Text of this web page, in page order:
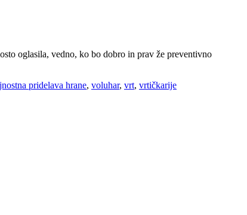
oglasila, vedno, ko bo dobro in prav že preventivno
pridelava hrane, voluhar, vrt, vrtičkarije